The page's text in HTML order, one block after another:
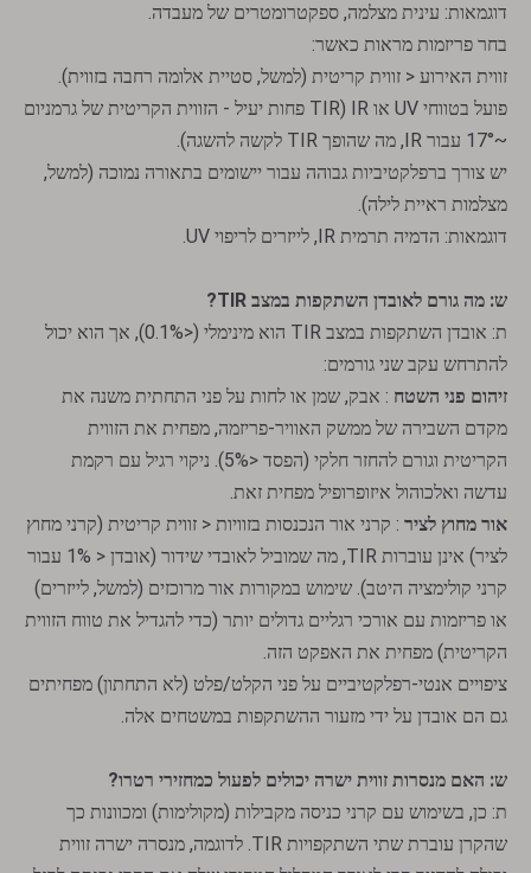
דוגמאות: עינית מצלמה, ספקטרומטרים של מעבדה.
בחר פריזמות מראות כאשר:
זווית האירוע < זווית קריטית (למשל, סטיית אלומה רחבה בזווית).
פועל בטווחי UV או IR (TIR פחות יעיל - הזווית הקריטית של גרמניום
~17° עבור IR, מה שהופך TIR לקשה להשגה).
יש צורך ברפלקטיביות גבוהה עבור יישומים בתאורה נמוכה (למשל,
מצלמות ראיית לילה).
דוגמאות: הדמיה תרמית IR, לייזרים לריפוי UV.
ש: מה גורם לאובדן השתקפות במצב TIR?
ת: אובדן השתקפות במצב TIR הוא מינימלי (<0.1%), אך הוא יכול
להתרחש עקב שני גורמים:
זיהום פני השטח : אבק, שמן או לחות על פני התחתית משנה את
מקדם השבירה של ממשק האוויר-פריזמה, מפחית את הזווית
הקריטית וגורם להחזר חלקי (הפסד <5%). ניקוי רגיל עם רקמת
עדשה ואלכוהול איזופרופיל מפחית זאת.
אור מחוץ לציר : קרני אור הנכנסות בזוויות < זווית קריטית (קרני מחוץ
לציר) אינן עוברות TIR, מה שמוביל לאובדי שידור (אובדן < 1% עבור
קרני קולימציה היטב). שימוש במקורות אור מרוכזים (למשל, לייזרים)
או פריזמות עם אורכי רגליים גדולים יותר (כדי להגדיל את טווח הזווית
הקריטית) מפחית את האפקט הזה.
ציפויים אנטי-רפלקטיביים על פני הקלט/פלט (לא התחתון) מפחיתים
גם הם אובדן על ידי מזעור ההשתקפות במשטחים אלה.
ש: האם מנסרות זווית ישרה יכולים לפעול כמחזירי רטרו?
ת: כן, בשימוש עם קרני כניסה מקבילות (מקולימות) ומכוונות כך
שהקרן עוברת שתי השתקפויות TIR. לדוגמה, מנסרה ישרה זווית
מנסרות רומבואידיות פאוול פריזמות
מנסרות פנטה מפצל קרני לייזר מקטב
מוטות הומוגניים מנסרות יונה